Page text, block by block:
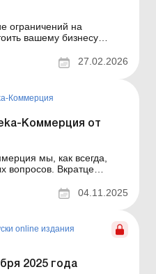
ограничений на
вашему бизнесу
наличными, как
и избежать
27.02.2026
Коммерция
Коммерция от
мы, как всегда,
вопросов. Вкратце
04.11.2025
online издания
2025 года